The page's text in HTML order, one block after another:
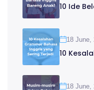
10 Ide
18 June,
10
18 June,